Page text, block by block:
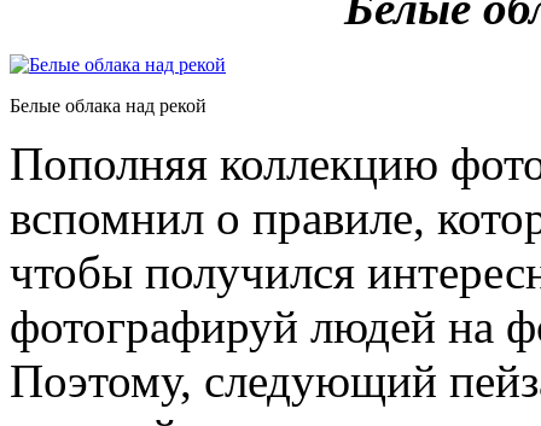
Белые облака над рекой
Пополняя коллекцию
вспомнил о правиле,
чтобы получился
фотографируй людей на
Поэтому, следующий